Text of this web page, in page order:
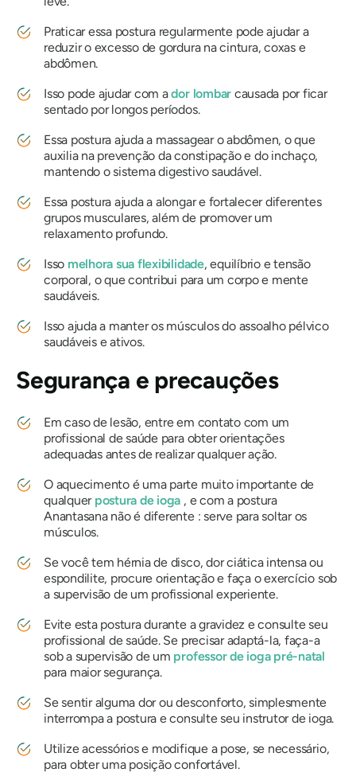
Praticar essa postura regularmente pode ajudar a
reduzir o excesso de gordura na cintura, coxas e
abdômen.
Isso pode ajudar com ador lombar causada por ficar
sentado por longos períodos.
Essa postura ajuda a massagear o abdômen, o que
auxilia na prevenção da constipação e do inchaço,
mantendo o sistema digestivo saudável.
Essa postura ajuda a alongar e fortalecer diferentes
grupos musculares, além de promover um
relaxamento profundo.
Isso melhora sua flexibilidade, equilíbrio e tensão
corporal, o que contribui para um corpo e mente
saudáveis.
Isso ajuda a manter os músculos do assoalho pélvico
saudáveis ​​e ativos.
Segurança e precauções
Em caso de lesão, entre em contato com um
profissional de saúde para obter orientações
adequadas antes de realizar qualquer ação.
O aquecimento é uma parte muito importante de
qualquer postura de ioga , e com a postura
Anantasananão é diferente : serve para soltar os
músculos.
Se você tem hérnia de disco, dor ciática intensa ou
espondilite, procure orientação e faça o exercício sob
a supervisão de um profissional experiente.
Evite esta postura durante a gravidez e consulte seu
profissional de saúde. Se precisar adaptá-la, faça-a
sob a supervisão de um professor de ioga pré-natal
para maior segurança.
Se sentir alguma dor ou desconforto, simplesmente
interrompa a postura e consulte seu instrutor de ioga.
Utilize acessórios e modifique a pose, se necessário,
para obter uma posição confortável.